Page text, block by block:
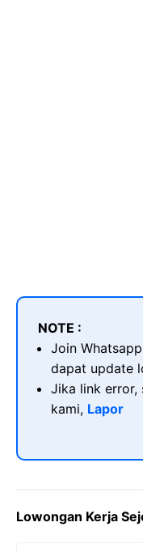
NOTE :
Join
dapat update
Jika link error,
kami, Lapor
Lowongan Kerja